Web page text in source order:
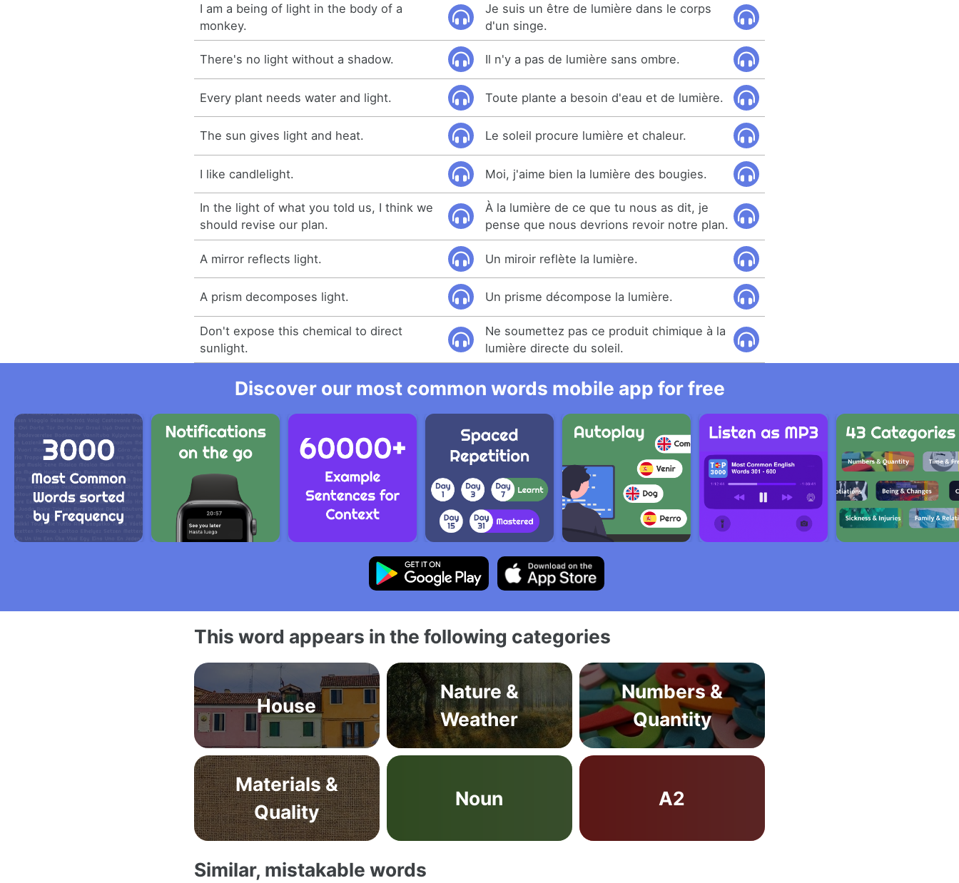
I am a being of light in the body of a
monkey.
Je suis un être de lumière dans le corps
d'un singe.
There's no light without a shadow. Il n'y a pas de lumière sans ombre.
Every plant needs water and light. Toute plante a besoin d'eau et de lumière.
The sun gives light and heat. Le soleil procure lumière et chaleur.
I like candlelight. Moi, j'aime bien la lumière des bougies.
In the light of what you told us, I think we
should revise our plan.
À la lumière de ce que tu nous as dit, je
pense que nous devrions revoir notre plan.
A mirror reflects light. Un miroir reflète la lumière.
A prism decomposes light. Un prisme décompose la lumière.
Don't expose this chemical to direct
sunlight.
Ne soumettez pas ce produit chimique à la
lumière directe du soleil.
Discover our most common words mobile app for free
This word appears in the following categories
House
Nature &
Weather
Numbers &
Quantity
Materials &
Quality
Noun A2
Similar, mistakable words